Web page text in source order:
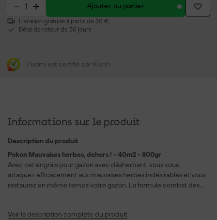
Ajouter au panier
Livraison gratuite à partir de 50 €
Délai de retour de 30 jours
Fixami est certifié par Kiyoh
Informations sur le produit
Description du produit
Pokon Mauvaises herbes, dehors ! - 40m2 - 800gr
Avec cet engrais pour gazon avec désherbant, vous vous
attaquez efficacement aux mauvaises herbes indésirables et vous
restaurez en même temps votre gazon. La formule combat des
densifie plus rapidement et prend une apparence verte et saine.
Voir la description complète du produit